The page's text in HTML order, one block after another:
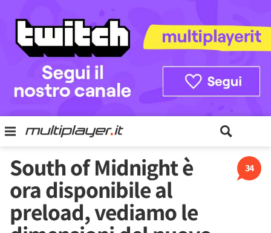
34
South of Midnight è
ora disponibile al
preload, vediamo le